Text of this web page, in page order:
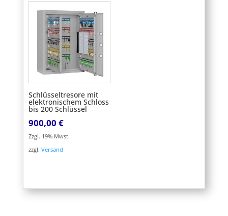
Schlüsseltresore mit
elektronischem Schloss
bis 200 Schlüssel
900,00 €
Zzgl. 19% Mwst.
zzgl. Versand